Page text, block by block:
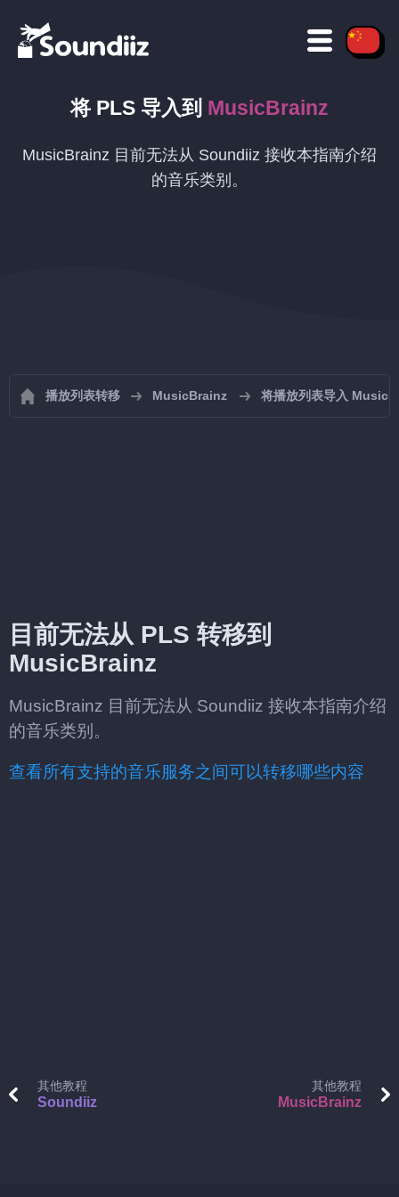
将 PLS 导入到 MusicBrainz
MusicBrainz 目前无法从 Soundiiz 接收本指南介绍
的音乐类别。
播放列表转移 MusicBrainz 将播放列表导入
目前无法从 PLS 转移到
MusicBrainz
MusicBrainz 目前无法从 Soundiiz 接收本指南介绍
的音乐类别。
查看所有支持的音乐服务之间可以转移哪些内容
其他教程
Soundiiz
其他教程
MusicBrainz